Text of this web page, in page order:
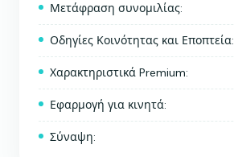
Μετάφραση συνομιλίας:
Οδηγίες Κοινότητας και Εποπτεία:
Χαρακτηριστικά Premium:
Εφαρμογή για κινητά:
Σύναψη: